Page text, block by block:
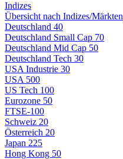
Indizes
Übersicht nach Indizes/Märkten
Deutschland 40
Deutschland Small Cap 70
Deutschland Mid Cap 50
Deutschland Tech 30
USA Industrie 30
USA 500
US Tech 100
Eurozone 50
FTSE-100
Schweiz 20
Österreich 20
Japan 225
Hong Kong 50